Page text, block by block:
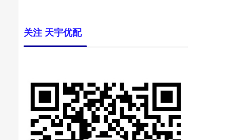
关注 天宇优配